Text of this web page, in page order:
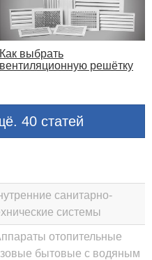
Как выбрать
вентиляционную решётку
40 статей
санитарно-
системы
отопительные
бытовые с водяным